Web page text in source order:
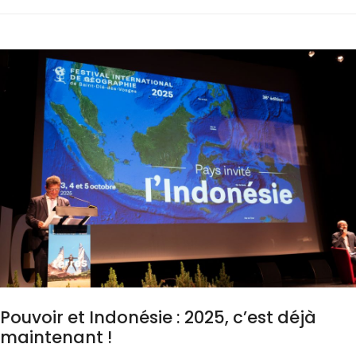
Pouvoir et Indonésie : 2025, c’est déjà
maintenant !